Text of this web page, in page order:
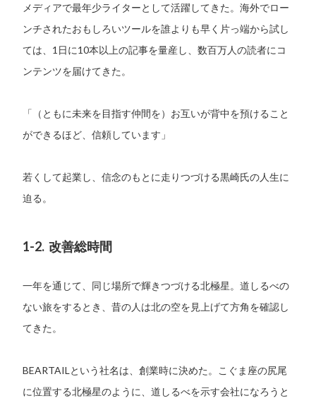
メディアで最年少ライターとして活躍してきた。海外でロー
ンチされたおもしろいツールを誰よりも早く片っ端から試し
ては、1日に10本以上の記事を量産し、数百万人の読者にコ
ンテンツを届けてきた。
「（ともに未来を目指す仲間を）お互いが背中を預けること
ができるほど、信頼しています」
若くして起業し、信念のもとに走りつづける黒崎氏の人生に
迫る。
1-2. 改善総時間
一年を通じて、同じ場所で輝きつづける北極星。道しるべの
ない旅をするとき、昔の人は北の空を見上げて方角を確認し
てきた。
BEARTAIL という社名は、創業時に決めた。こぐま座の尻尾
に位置する北極星のように、道しるべを示す会社になろうと